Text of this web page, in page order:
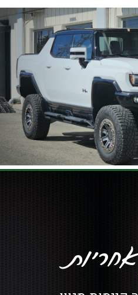
אחריות